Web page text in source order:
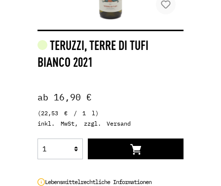
TERUZZI, TERRE DI TUFI
BIANCO 2021
ab 16,90 €
(22,53 € / 1 l)
inkl. MwSt, zzgl. Versand
Lebensmittelrechtliche Informationen